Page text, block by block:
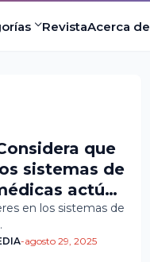
RevistaAcerca de
que
sistemas de
actúan
y
toma de
en los sistemas de
-agosto 29, 2025